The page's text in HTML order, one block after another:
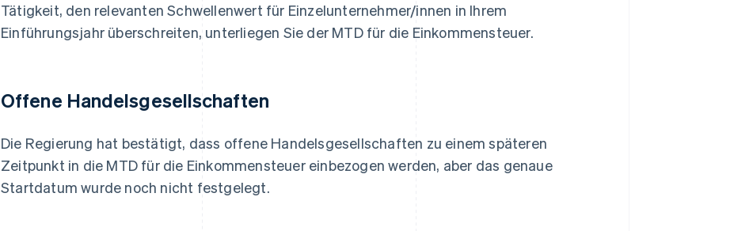
Tätigkeit, den relevanten Schwellenwert für Einzelunternehmer/innen in Ihrem
Einführungsjahr überschreiten, unterliegen Sie der MTD für die Einkommensteuer.
Offene Handelsgesellschaften
Die Regierung hat bestätigt, dass offene Handelsgesellschaften zu einem späteren
Zeitpunkt in die MTD für die Einkommensteuer einbezogen werden, aber das genaue
Startdatum wurde noch nicht festgelegt.